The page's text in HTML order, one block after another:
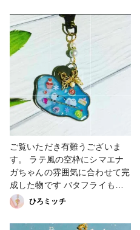
を柔らかい色味にした めっち
ゃ可愛い仕上がりとなっていま
す。 色味って同じのは出せな
いですよね。💦 オ〜ダ〜頼ま
れた時に近い色は出せることは
できたのにやっぱり同じ色は無
理だった。 #アクセサリー部 #
キーホルダー #販売中 #結婚式
#UVレジン #minne #booth
ご覧いただき有難うございま
す。 ラテ風の空枠にシマエナ
ガちゃんの雰囲気に合わせて完
成した物です バタフライもお
つけして^_^ ラムネジュースを
イメージにして美味しそうなス
ィーツ達を封入致しました。
ひろミッチ